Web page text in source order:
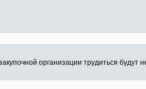
организации трудиться будут